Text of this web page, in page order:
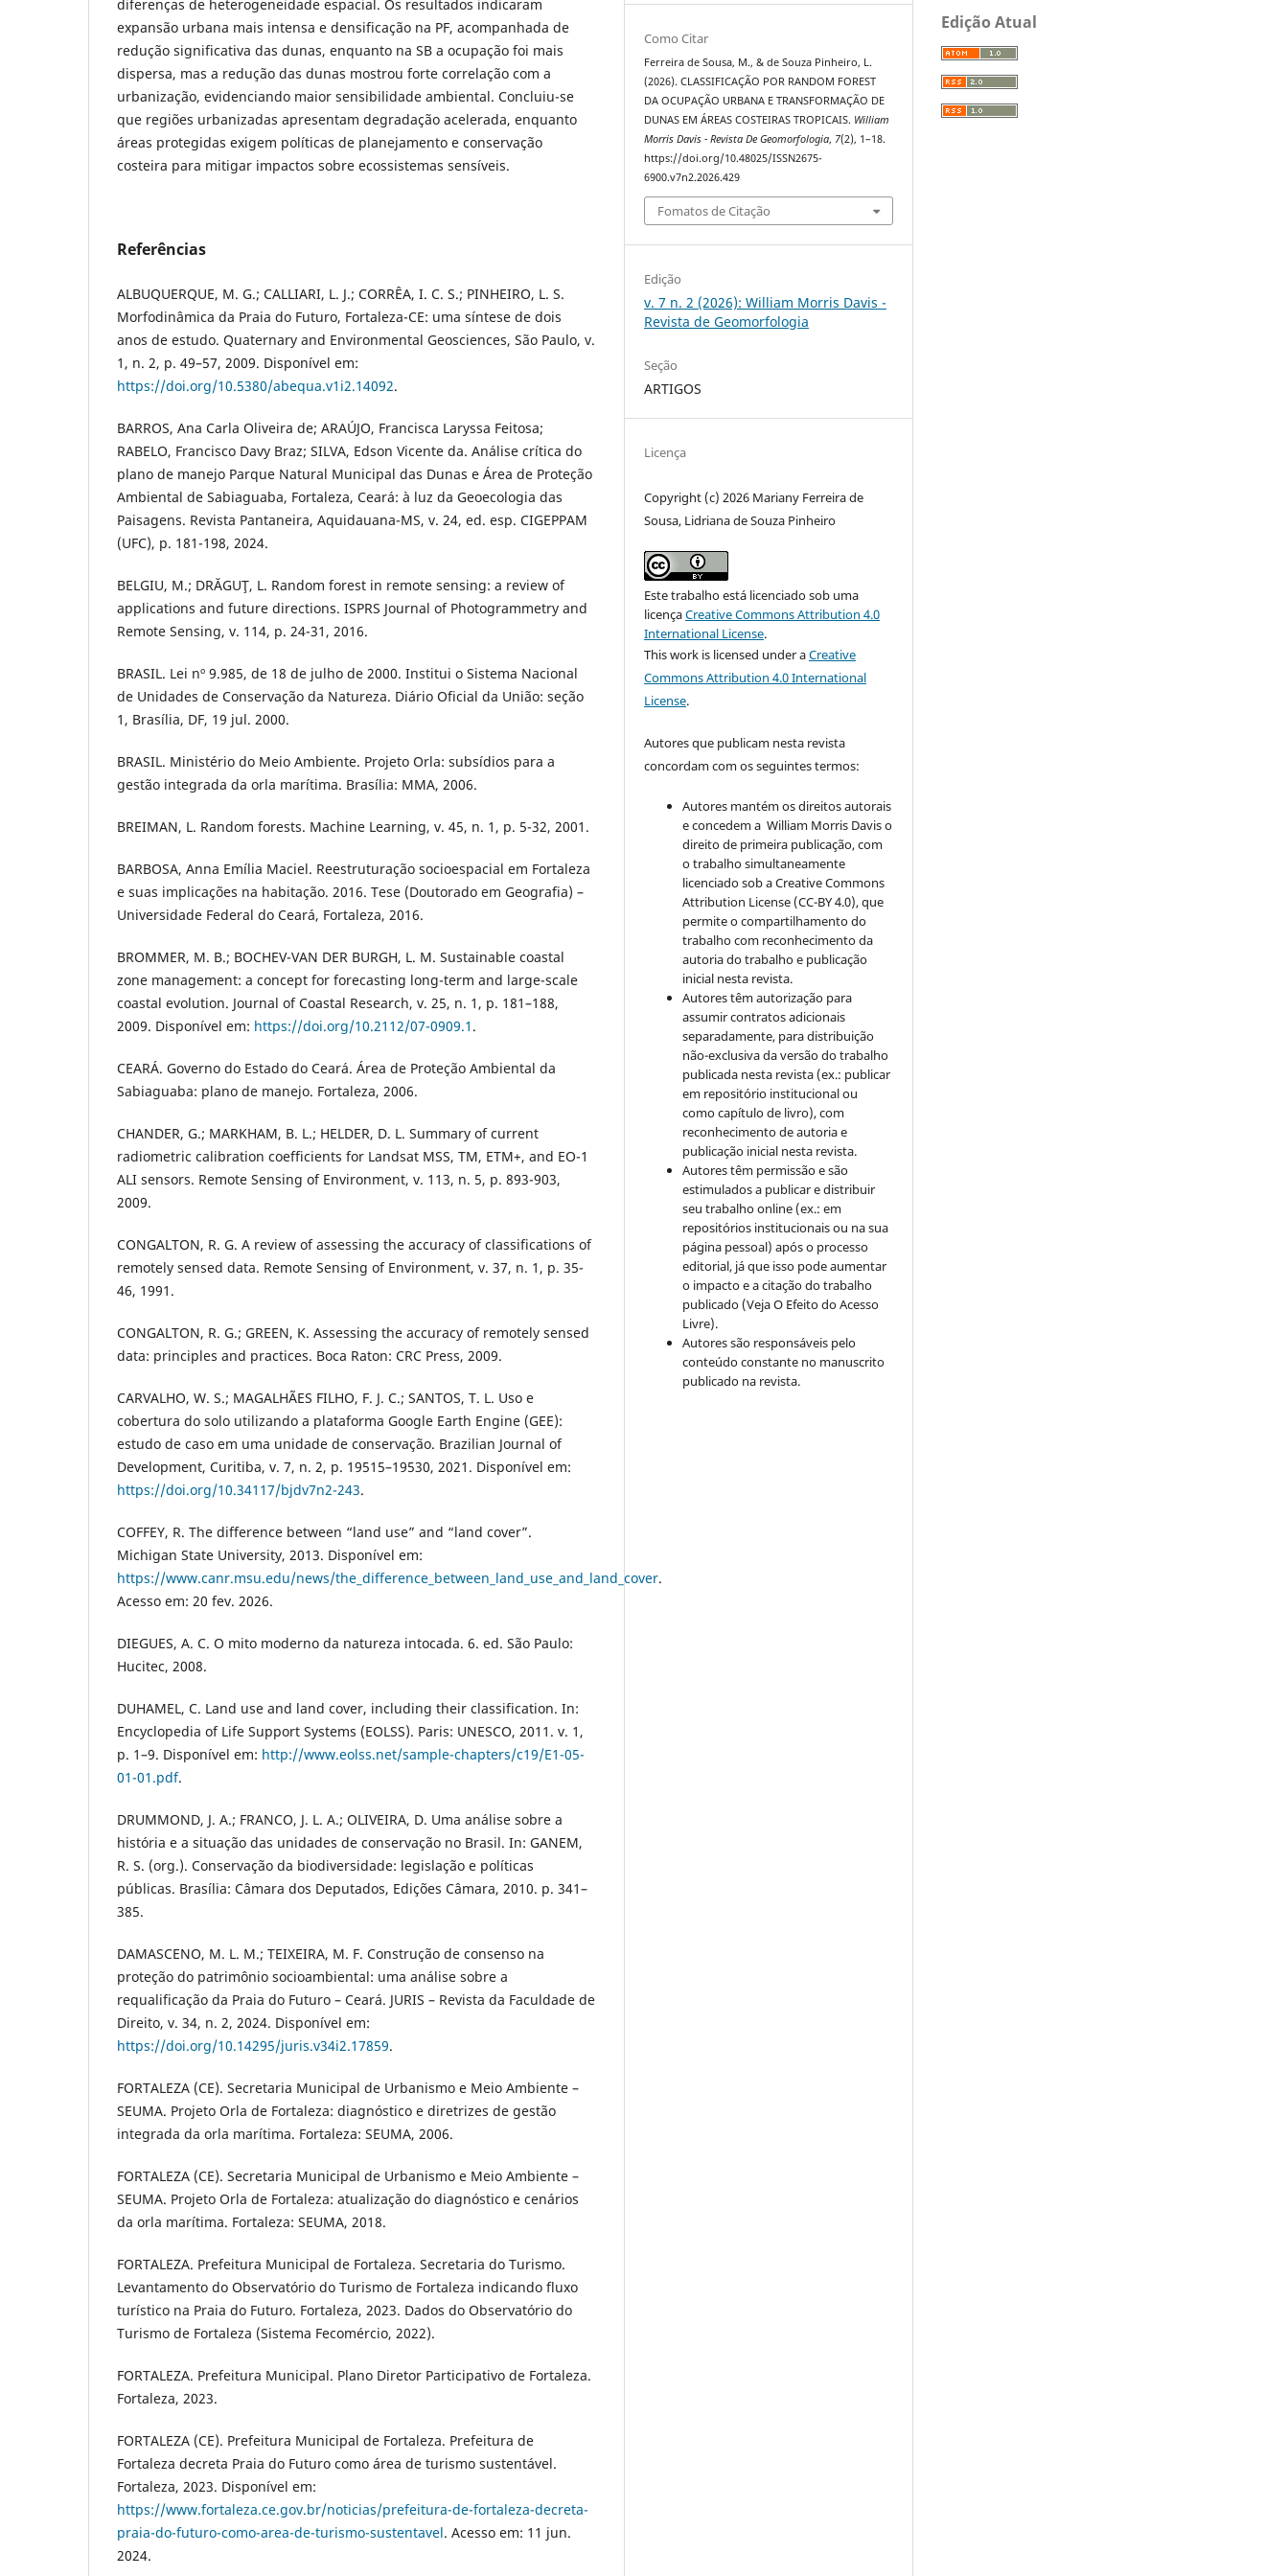
diferenças de heterogeneidade espacial. Os resultados indicaram
expansão urbana mais intensa e densificação na PF, acompanhada de
redução significativa das dunas, enquanto na SB a ocupação foi mais
dispersa, mas a redução das dunas mostrou forte correlação com a
urbanização, evidenciando maior sensibilidade ambiental. Concluiu-se
que regiões urbanizadas apresentam degradação acelerada, enquanto
áreas protegidas exigem políticas de planejamento e conservação
costeira para mitigar impactos sobre ecossistemas sensíveis.
Referências
ALBUQUERQUE, M. G.; CALLIARI, L. J.; CORRÊA, I. C. S.; PINHEIRO, L. S.
Morfodinâmica da Praia do Futuro, Fortaleza-CE: uma síntese de dois
anos de estudo. Quaternary and Environmental Geosciences, São Paulo, v.
1, n. 2, p. 49–57, 2009. Disponível em:
https://doi.org/10.5380/abequa.v1i2.14092.
BARROS, Ana Carla Oliveira de; ARAÚJO, Francisca Laryssa Feitosa;
RABELO, Francisco Davy Braz; SILVA, Edson Vicente da. Análise crítica do
plano de manejo Parque Natural Municipal das Dunas e Área de Proteção
Ambiental de Sabiaguaba, Fortaleza, Ceará: à luz da Geoecologia das
Paisagens. Revista Pantaneira, Aquidauana-MS, v. 24, ed. esp. CIGEPPAM
(UFC), p. 181-198, 2024.
BELGIU, M.; DRĂGUŢ, L. Random forest in remote sensing: a review of
applications and future directions. ISPRS Journal of Photogrammetry and
Remote Sensing, v. 114, p. 24-31, 2016.
BRASIL. Lei nº 9.985, de 18 de julho de 2000. Institui o Sistema Nacional
de Unidades de Conservação da Natureza. Diário Oficial da União: seção
1, Brasília, DF, 19 jul. 2000.
BRASIL. Ministério do Meio Ambiente. Projeto Orla: subsídios para a
gestão integrada da orla marítima. Brasília: MMA, 2006.
BREIMAN, L. Random forests. Machine Learning, v. 45, n. 1, p. 5-32, 2001.
BARBOSA, Anna Emília Maciel. Reestruturação socioespacial em Fortaleza
e suas implicações na habitação. 2016. Tese (Doutorado em Geografia) –
Universidade Federal do Ceará, Fortaleza, 2016.
BROMMER, M. B.; BOCHEV-VAN DER BURGH, L. M. Sustainable coastal
zone management: a concept for forecasting long-term and large-scale
coastal evolution. Journal of Coastal Research, v. 25, n. 1, p. 181–188,
2009. Disponível em: https://doi.org/10.2112/07-0909.1 .
CEARÁ. Governo do Estado do Ceará. Área de Proteção Ambiental da
Sabiaguaba: plano de manejo. Fortaleza, 2006.
CHANDER, G.; MARKHAM, B. L.; HELDER, D. L. Summary of current
radiometric calibration coefficients for Landsat MSS, TM, ETM+, and EO-1
ALI sensors. Remote Sensing of Environment, v. 113, n. 5, p. 893-903,
2009.
CONGALTON, R. G. A review of assessing the accuracy of classifications of
remotely sensed data. Remote Sensing of Environment, v. 37, n. 1, p. 35-
46, 1991.
CONGALTON, R. G.; GREEN, K. Assessing the accuracy of remotely sensed
data: principles and practices. Boca Raton: CRC Press, 2009.
CARVALHO, W. S.; MAGALHÃES FILHO, F. J. C.; SANTOS, T. L. Uso e
cobertura do solo utilizando a plataforma Google Earth Engine (GEE):
estudo de caso em uma unidade de conservação. Brazilian Journal of
Development, Curitiba, v. 7, n. 2, p. 19515–19530, 2021. Disponível em:
https://doi.org/10.34117/bjdv7n2-243.
COFFEY, R. The difference between “land use” and “land cover”.
Michigan State University, 2013. Disponível em:
https://www.canr.msu.edu/news/the_difference_between_land_use_and_land_cover.
Acesso em: 20 fev. 2026.
DIEGUES, A. C. O mito moderno da natureza intocada. 6. ed. São Paulo:
Hucitec, 2008.
DUHAMEL, C. Land use and land cover, including their classification. In:
Encyclopedia of Life Support Systems (EOLSS). Paris: UNESCO, 2011. v. 1,
p. 1–9. Disponível em: http://www.eolss.net/sample-chapters/c19/E1-05-
01-01.pdf.
DRUMMOND, J. A.; FRANCO, J. L. A.; OLIVEIRA, D. Uma análise sobre a
história e a situação das unidades de conservação no Brasil. In: GANEM,
R. S. (org.). Conservação da biodiversidade: legislação e políticas
públicas. Brasília: Câmara dos Deputados, Edições Câmara, 2010. p. 341–
385.
DAMASCENO, M. L. M.; TEIXEIRA, M. F. Construção de consenso na
proteção do patrimônio socioambiental: uma análise sobre a
requalificação da Praia do Futuro – Ceará. JURIS – Revista da Faculdade de
Direito, v. 34, n. 2, 2024. Disponível em:
https://doi.org/10.14295/juris.v34i2.17859.
FORTALEZA (CE). Secretaria Municipal de Urbanismo e Meio Ambiente –
SEUMA. Projeto Orla de Fortaleza: diagnóstico e diretrizes de gestão
integrada da orla marítima. Fortaleza: SEUMA, 2006.
FORTALEZA (CE). Secretaria Municipal de Urbanismo e Meio Ambiente –
SEUMA. Projeto Orla de Fortaleza: atualização do diagnóstico e cenários
da orla marítima. Fortaleza: SEUMA, 2018.
FORTALEZA. Prefeitura Municipal de Fortaleza. Secretaria do Turismo.
Levantamento do Observatório do Turismo de Fortaleza indicando fluxo
turístico na Praia do Futuro. Fortaleza, 2023. Dados do Observatório do
Turismo de Fortaleza (Sistema Fecomércio, 2022).
FORTALEZA. Prefeitura Municipal. Plano Diretor Participativo de Fortaleza.
Fortaleza, 2023.
FORTALEZA (CE). Prefeitura Municipal de Fortaleza. Prefeitura de
Fortaleza decreta Praia do Futuro como área de turismo sustentável.
Fortaleza, 2023. Disponível em:
https://www.fortaleza.ce.gov.br/noticias/prefeitura-de-fortaleza-decreta-
praia-do-futuro-como-area-de-turismo-sustentavel. Acesso em: 11 jun.
2024.
Como Citar
Ferreira de Sousa, M., & de Souza Pinheiro, L.
(2026). CLASSIFICAÇÃO POR RANDOM FOREST
DA OCUPAÇÃO URBANA E TRANSFORMAÇÃO DE
DUNAS EM ÁREAS COSTEIRAS TROPICAIS. William
Morris Davis - Revista De Geomorfologia, 7(2), 1–18.
https://doi.org/10.48025/ISSN2675-
6900.v7n2.2026.429
Fomatos de Citação
Edição
v. 7 n. 2 (2026): William Morris Davis -
Revista de Geomorfologia
Seção
ARTIGOS
Licença
Copyright (c) 2026 Mariany Ferreira de
Sousa, Lidriana de Souza Pinheiro
Este trabalho está licenciado sob uma
licençaCreative Commons Attribution 4.0
International License.
This work is licensed under aCreative
Commons Attribution 4.0 International
License.
Autores que publicam nesta revista
concordam com os seguintes termos:
Autores mantém os direitos autorais
e concedem a William Morris Davis o
direito de primeira publicação, com
o trabalho simultaneamente
licenciado sob a Creative Commons
Attribution License (CC-BY 4.0), que
permite o compartilhamento do
trabalho com reconhecimento da
autoria do trabalho e publicação
inicial nesta revista.
Autores têm autorização para
assumir contratos adicionais
separadamente, para distribuição
não-exclusiva da versão do trabalho
publicada nesta revista (ex.: publicar
em repositório institucional ou
como capítulo de livro), com
reconhecimento de autoria e
publicação inicial nesta revista.
Autores têm permissão e são
estimulados a publicar e distribuir
seu trabalho online (ex.: em
repositórios institucionais ou na sua
página pessoal) após o processo
editorial, já que isso pode aumentar
o impacto e a citação do trabalho
publicado (Veja O Efeito do Acesso
Livre).
Autores são responsáveis pelo
conteúdo constante no manuscrito
publicado na revista.
Edição Atual